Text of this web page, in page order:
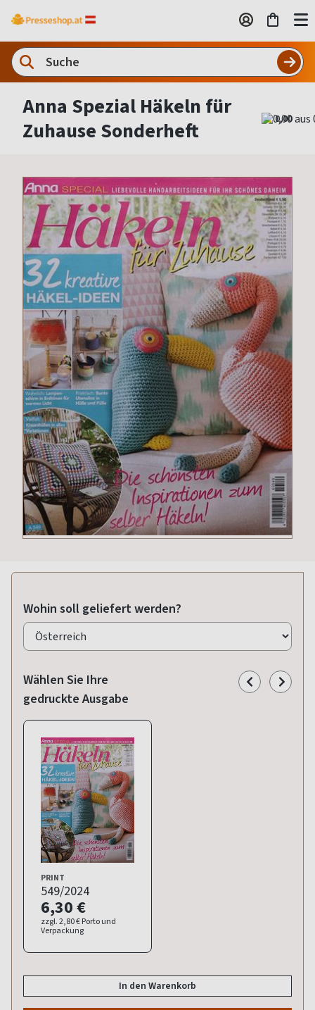
Anna Spezial Häkeln für
Zuhause Sonderheft
0,00
Wohin soll geliefert werden?
Wählen Sie Ihre
gedruckte Ausgabe
PRINT
549/2024
6,30 €
zzgl. 2,80 € Porto und
Verpackung
In den Warenkorb